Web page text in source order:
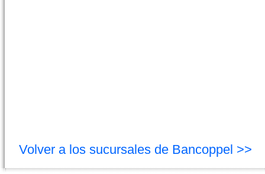
Volver a los sucursales de Bancoppel >>